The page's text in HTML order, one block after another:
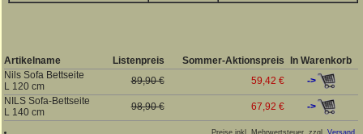
Artikelname Listenpreis Sommer-Aktionspreis
In Warenkorb
Nils Sofa Bettseite
L 120 cm
89,90 € 59,42 €
->
NILS Sofa-Bettseite
L 140 cm
98,90 € 67,92 € ->